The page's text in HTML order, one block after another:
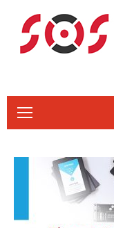
content